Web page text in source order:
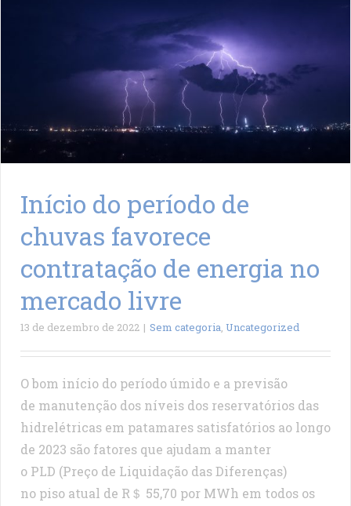
Início do período de
chuvas favorece
contratação de energia no
mercado livre
13 de dezembro de 2022 | Sem categoria, Uncategorized
O bom início do período úmido e a previsão
de manutenção dos níveis dos reservatórios das
hidrelétricas em patamares satisfatórios ao longo
de 2023 são fatores que ajudam a manter
o PLD (Preço de Liquidação das Diferenças)
no piso atual de R＄ 55,70 por MWh em todos os